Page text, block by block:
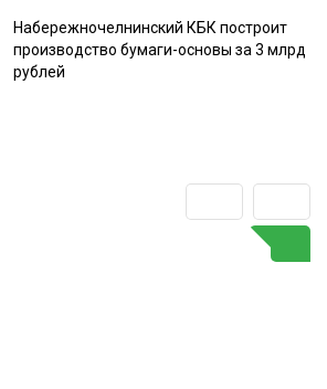
Набережночелнинский КБК построит
производство бумаги-основы за 3 млрд
рублей